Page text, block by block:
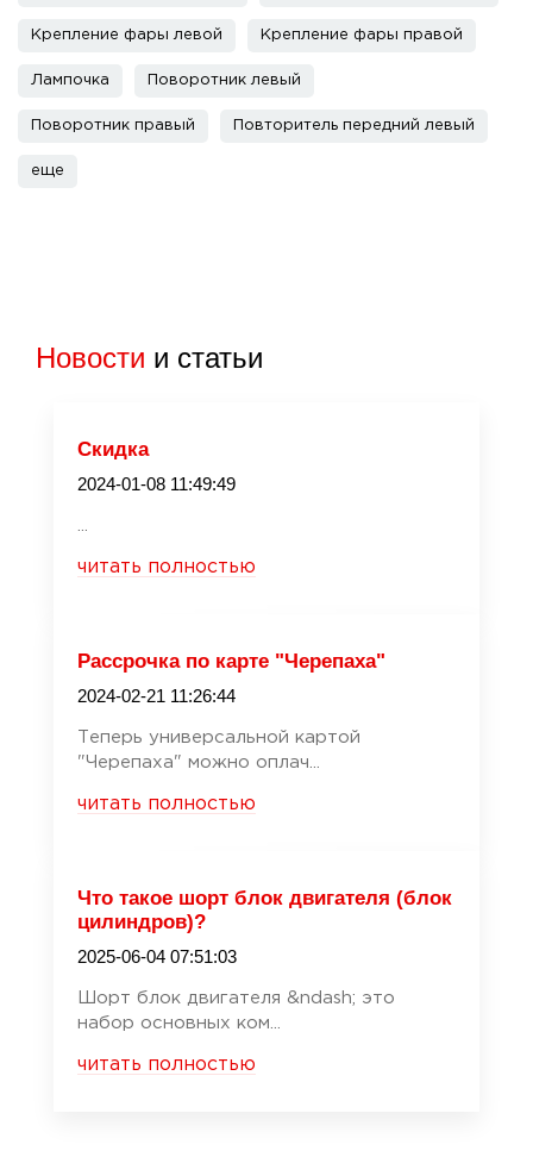
Крепление фары левой Крепление фары правой
Лампочка Поворотник левый
Поворотник правый Повторитель передний левый
еще
Новости и статьи
Скидка
2024-01-08 11:49:49
читать полностью
Рассрочка по карте "Черепаха"
2024-02-21 11:26:44
Теперь универсальной картой
"Черепаха" можно оплач...
читать полностью
Что такое шорт блок двигателя (блок
цилиндров)?
2025-06-04 07:51:03
Шорт блок двигателя &ndash; это
набор основных ком...
читать полностью